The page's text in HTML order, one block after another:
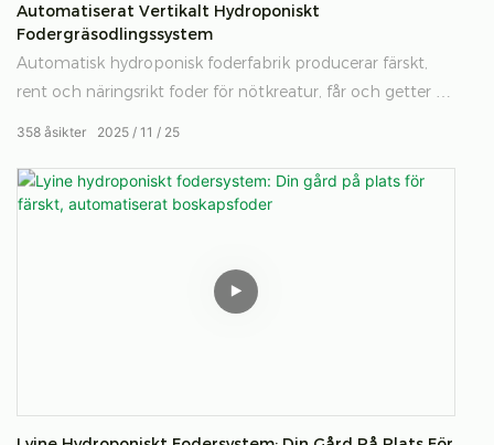
Automatiserat Vertikalt Hydroponiskt
Fodergräsodlingssystem
Automatisk hydroponisk foderfabrik producerar färskt,
rent och näringsrikt foder för nötkreatur, får och getter –
produktion och säkerställer hälsosammare boskap och
pålitlig foderproduktion året runt.
2025 11 25
358 åsikter